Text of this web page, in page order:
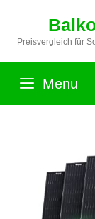
springen
Preisvergleich für
Menu